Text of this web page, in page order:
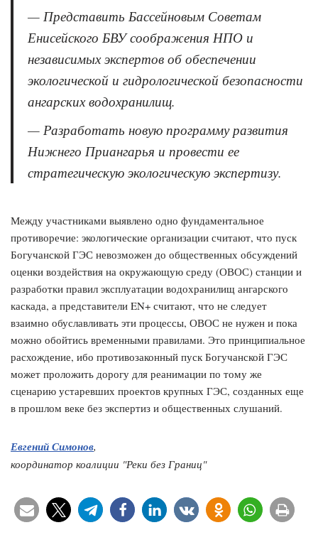
— Представить Бассейновым Советам
Енисейского БВУ соображения НПО и
независимых экспертов об обеспечении
экологической и гидрологической безопасности
ангарских водохранилищ.
— Разработать новую программу развития
Нижнего Приангарья и провести ее
стратегическую экологическую экспертизу.
Между участниками выявлено одно фундаментальное
противоречие: экологические организации считают, что пуск
Богучанской ГЭС невозможен до общественных обсуждений
оценки воздействия на окружающую среду (ОВОС) станции и
разработки правил эксплуатации водохранилищ ангарского
каскада, а представители EN+ считают, что не следует
взаимно обуславливать эти процессы, ОВОС не нужен и пока
можно обойтись временными правилами. Это принципиальное
расхождение, ибо противозаконный пуск Богучанской ГЭС
может проложить дорогу для реанимации по тому же
сценарию устаревших проектов крупных ГЭС, созданных еще
в прошлом веке без экспертиз и общественных слушаний.
Евгений Симонов,
координатор коалиции "Реки без Границ"